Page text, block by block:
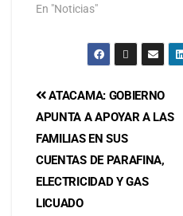
En "Noticias"
ATACAMA: GOBIERNO
APUNTA A APOYAR A LAS
FAMILIAS EN SUS
CUENTAS DE PARAFINA,
ELECTRICIDAD Y GAS
LICUADO